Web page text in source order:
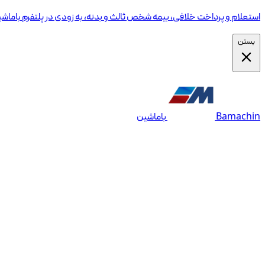
استعلام و پرداخت خلافی، بیمه شخص ثالث و بدنه، به زودی در پلتفرم
بستن
Bamachin باماشین